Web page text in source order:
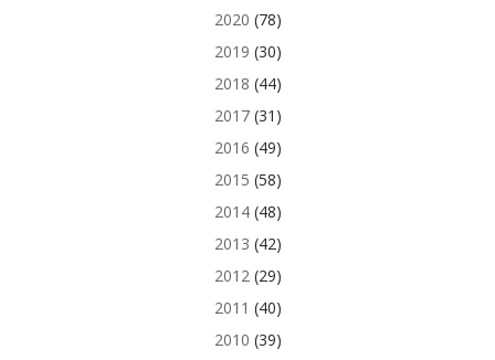
2020 (78)
2019 (30)
2018 (44)
2017(31)
2016 (49)
2015 (58)
2014(48)
2013 (42)
2012(29)
2011 (40)
2010 (39)